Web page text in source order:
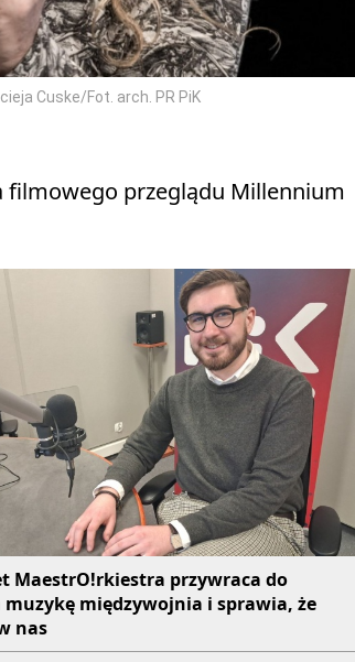
Cuske/Fot. arch. PR PiK
filmowego przeglądu Millennium
MaestrO!rkiestra przywraca do
muzykę międzywojnia i sprawia, że
nas